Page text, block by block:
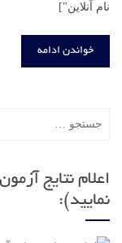
نام آنلاین"]
خواندن ادامه
اعلام نتایج
نمایید):